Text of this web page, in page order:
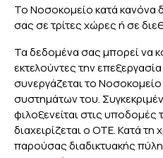
Το Νοσοκομείο κατά κανόνα
σας σε τρίτες χώρες ή σε
Τα δεδομένα σας μπορεί να
εκτελούντες την
συνεργάζεται το
συστημάτων του.
φιλοξενείται στις υποδομές
διαχειρίζεται ο ΟΤΕ. Κατά
παρούσας διαδικτυακής